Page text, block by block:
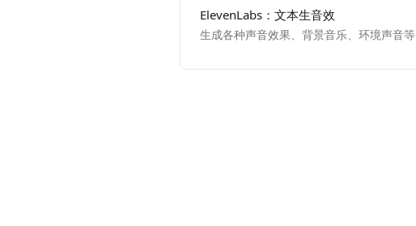
ElevenLabs：文本生音效
生成各种声音效果、背景音乐、环境声音等